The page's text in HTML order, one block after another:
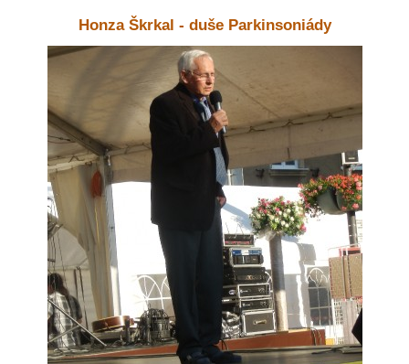
Honza Škrkal - duše Parkinsoniády